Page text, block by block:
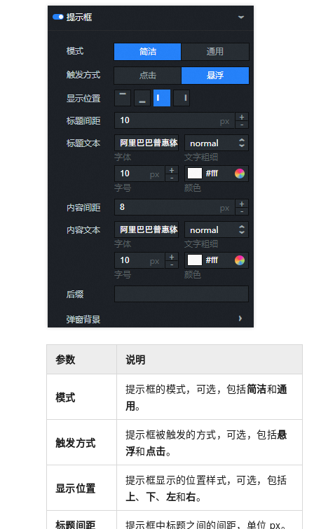
参数 说明
模式
提示框的模式，可选，包括简洁和通
用。
触发方式
提示框被触发的方式，可选，包括悬
浮和点击。
显示位置
提示框显示的位置样式，可选，包括
上、 下、 左和右。
标题间距 提示框中标题之间的间距，单位 px。